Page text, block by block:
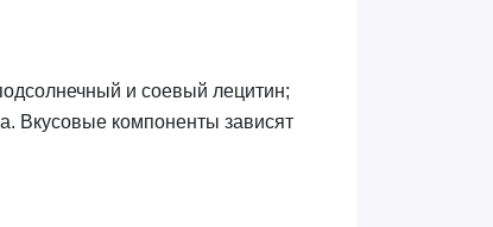
и соевый лецитин;
Вкусовые компоненты зависят